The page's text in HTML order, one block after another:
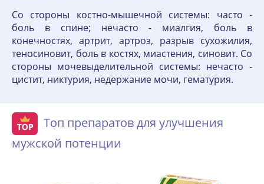
Со стороны костно-мышечной системы: часто -
боль в спине; нечасто - миалгия, боль в
конечностях, артрит, артроз, разрыв сухожилия,
теносиновит, боль в костях, миастения, синовит. Со
стороны мочевыделительной системы: нечасто -
цистит, никтурия, недержание мочи, гематурия.
Топ препаратов для улучшения
мужской потенции